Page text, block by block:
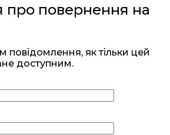
про повернення на
як тільки цей
доступним.